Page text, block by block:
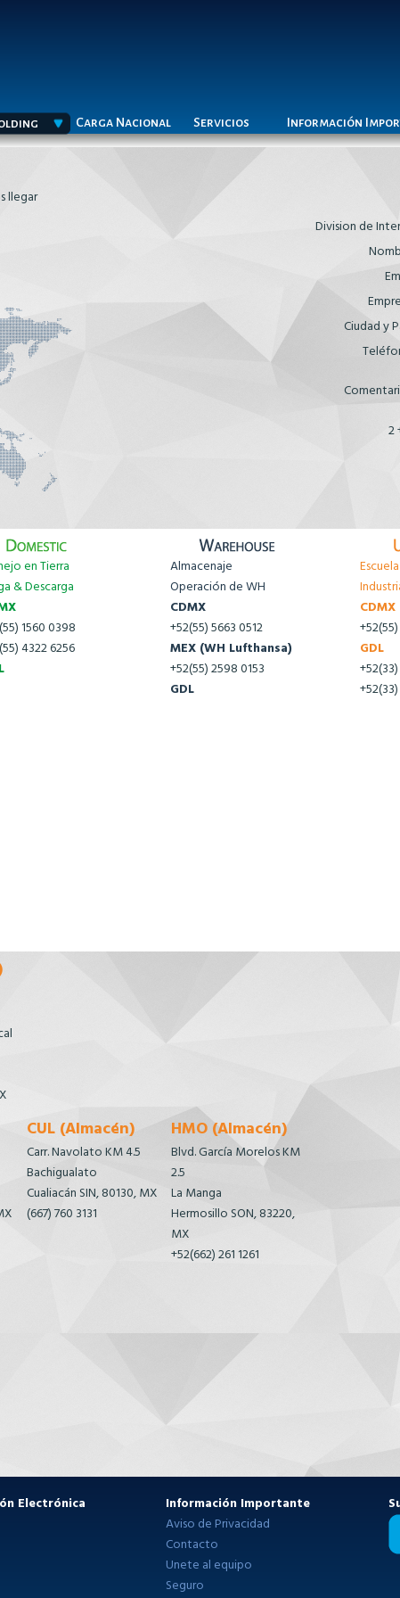
Carga Nacional Servicios Información
llegar
Division de
Ciudad y
2
en Tierra
& Descarga
1560 0398
4322 6256
Almacenaje
Operación de WH
CDMX
+52(55) 5663 0512
MEX (WH Lufthansa)
+52(55) 2598 0153
GDL
CDMX
GDL
CUL (Almacén)
Carr. Navolato KM 4.5
Bachigualato
Cualiacán SIN, 80130, MX
(667) 760 3131
HMO (Almacén)
Blvd. García Morelos KM
2.5
La Manga
Hermosillo SON, 83220,
MX
+52(662) 261 1261
Electrónica Información Importante
Aviso de Privacidad
Contacto
Unete al equipo
Seguro